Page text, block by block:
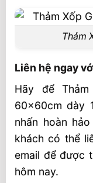
Thảm
Liên hệ ngay
Hãy để
60x60cm dày
nhấn hoàn
khách có thể
email để được
hôm nay.